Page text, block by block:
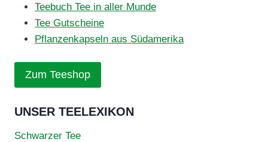
Teebuch Tee in aller Munde
Tee Gutscheine
Pflanzenkapseln aus Südamerika
Zum Teeshop
UNSER TEELEXIKON
Schwarzer Tee